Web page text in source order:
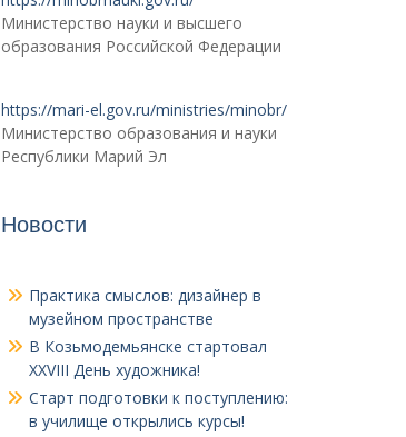
Министерство науки и высшего
образования Российской Федерации
https://mari-el.gov.ru/ministries/minobr/
Министерство образования и науки
Республики Марий Эл
Новости
Практика смыслов: дизайнер в
музейном пространстве
В Козьмодемьянске стартовал
XXVIII День художника!
Старт подготовки к поступлению:
в училище открылись курсы!